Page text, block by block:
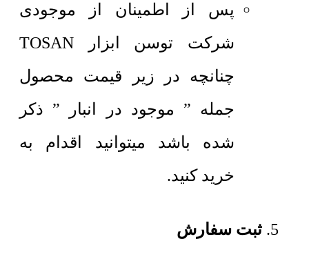
پس از اطمینان از موجودی
شرکت توسن ابزار TOSAN
چنانچه در زیر قیمت محصول
جمله ” موجود در انبار ” ذکر
شده باشد میتوانید اقدام به
خرید کنید.
ثبت سفارش